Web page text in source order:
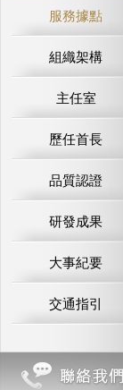
服務據點
組織架構
主任室
歷任首長
品質認證
研發成果
大事紀要
交通指引